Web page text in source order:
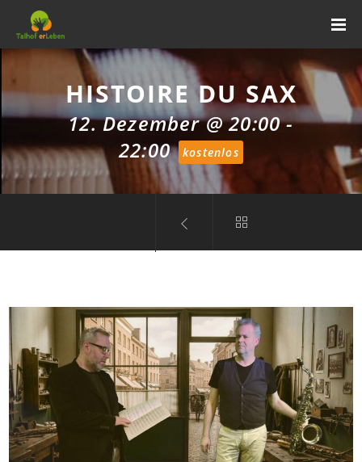
HISTOIRE DU SAX
12. Dezember @ 20:00-
22:00
kostenlos